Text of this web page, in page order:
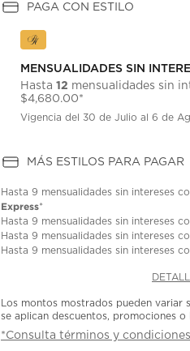
PAGA CON ESTILO
MENSUALIDADES SIN
Hasta12 mensualidades sin
$4,680.00*
Vigencia del 30 de Julio al 6 de
MÁS ESTILOS PARA PAGAR
Hasta9 mensualidades sin intereses
Express*
Hasta9 mensualidades sin intereses
Hasta9 mensualidades sin intereses
Hasta9 mensualidades sin intereses
Los montos mostrados pueden variar
se aplican descuentos, promociones o
*Consulta términos y condiciones